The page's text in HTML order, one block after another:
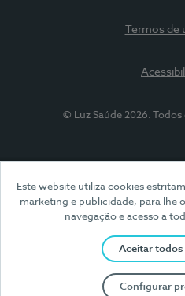
Este website utiliza cookies
marketing e publicidade, para lhe
navegação e acesso a
Aceitar todos
Configurar
Termos de
© Luz Saúde 2026.